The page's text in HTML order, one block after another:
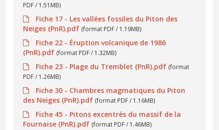
PDF / 1.51MB)
Fiche 17 - Les vallées fossiles du Piton des
Neiges (PnR).pdf (format PDF / 1.19MB)
Fiche 22 - Éruption volcanique de 1986
(PnR).pdf (format PDF / 1.32MB)
Fiche 23 - Plage du Tremblet (PnR).pdf (format
PDF / 1.26MB)
Fiche 30 - Chambres magmatiques du Piton
des Neiges (PnR).pdf (format PDF / 1.16MB)
Fiche 45 - Pitons excentrés du massif de la
Fournaise (PnR).pdf (format PDF / 1.46MB)